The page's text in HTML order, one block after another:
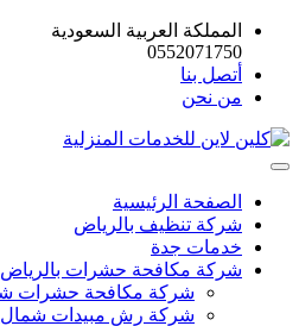
المملكة العربية السعودية
0552071750
أتصل بنا
من نحن
الصفحة الرئيسية
شركة تنظيف بالرياض
خدمات جدة
شركة مكافحة حشرات بالرياض
شركة مكافحة حشرات
شركة رش مبيدات شمال